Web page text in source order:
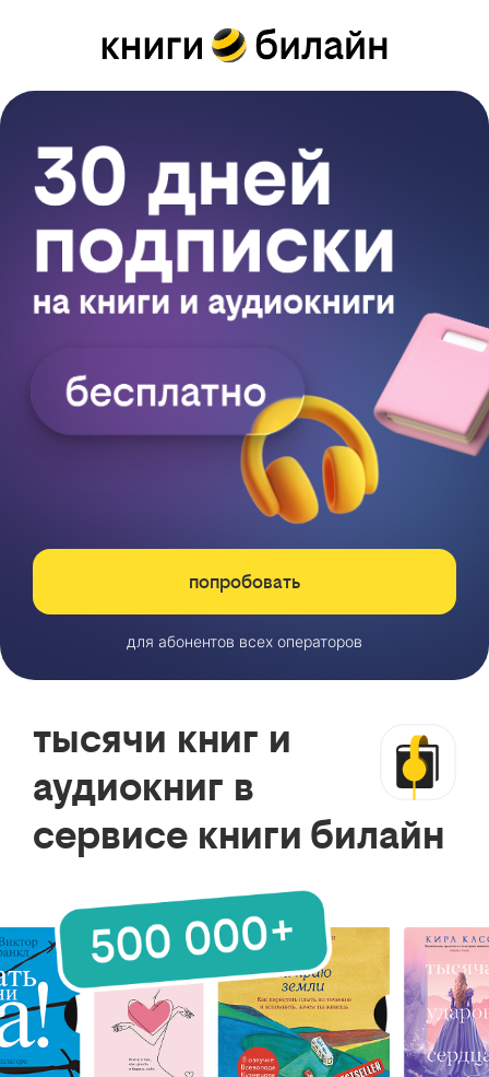
попробовать
для абонентов всех операторов
тысячи книг и
аудиокниг в
сервисе книги билайн